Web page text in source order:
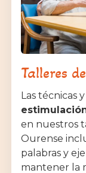
Talleres
Las técnicas
en nuestros
Ourense
palabras y
mantener la